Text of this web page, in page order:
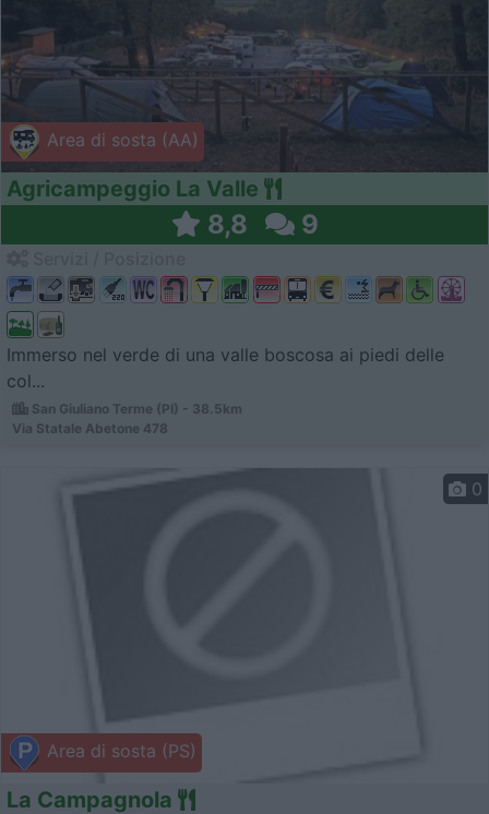
Area di sosta (AA)
Agricampeggio La Valle
8,8 9
Immerso nel verde di una valle boscosa ai piedi delle
col...
San Giuliano Terme (PI) - 38.5km
Via Statale Abetone 478
Area di sosta (PS)
0
La Campagnola